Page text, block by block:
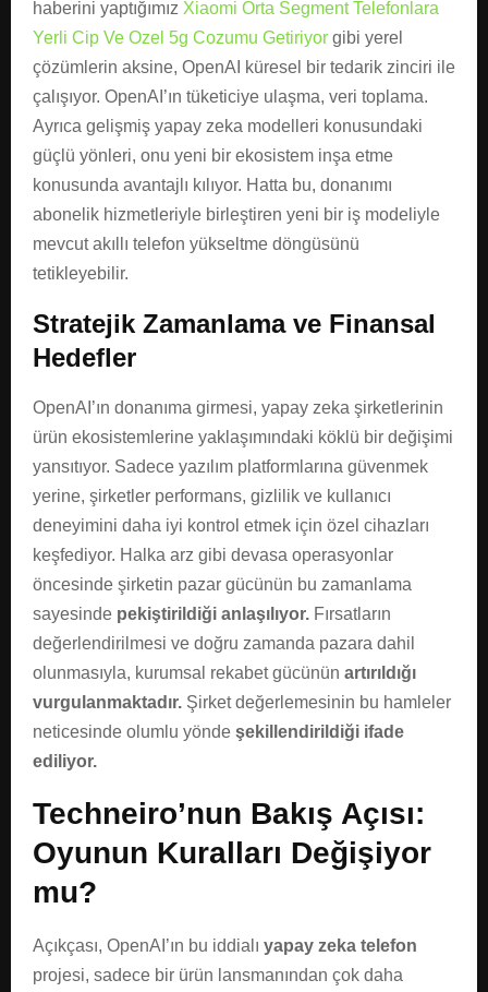
haberini yaptığımız Xiaomi Orta Segment Telefonlara
Yerli Cip Ve Ozel 5g Cozumu Getiriyor gibi yerel
çözümlerin aksine, OpenAI küresel bir tedarik zinciri ile
çalışıyor. OpenAI’ın tüketiciye ulaşma, veri toplama.
Ayrıca gelişmiş yapay zeka modelleri konusundaki
güçlü yönleri, onu yeni bir ekosistem inşa etme
konusunda avantajlı kılıyor. Hatta bu, donanımı
abonelik hizmetleriyle birleştiren yeni bir iş modeliyle
mevcut akıllı telefon yükseltme döngüsünü
tetikleyebilir.
Stratejik Zamanlama ve Finansal
Hedefler
OpenAI’ın donanıma girmesi, yapay zeka şirketlerinin
ürün ekosistemlerine yaklaşımındaki köklü bir değişimi
yansıtıyor. Sadece yazılım platformlarına güvenmek
yerine, şirketler performans, gizlilik ve kullanıcı
deneyimini daha iyi kontrol etmek için özel cihazları
keşfediyor. Halka arz gibi devasa operasyonlar
öncesinde şirketin pazar gücünün bu zamanlama
sayesinde pekiştirildiği anlaşılıyor. Fırsatların
değerlendirilmesi ve doğru zamanda pazara dahil
olunmasıyla, kurumsal rekabet gücünün artırıldığı
vurgulanmaktadır. Şirket değerlemesinin bu hamleler
neticesinde olumlu yönde şekillendirildiği ifade
ediliyor.
Techneiro’nun Bakış Açısı:
Oyunun Kuralları Değişiyor
mu?
Açıkçası, OpenAI’ın bu iddialı yapay zeka telefon
projesi, sadece bir ürün lansmanından çok daha